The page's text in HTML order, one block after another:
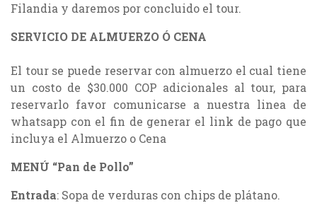
Filandia y daremos por concluido el tour.
SERVICIO DE ALMUERZO Ó CENA
El tour se puede reservar con almuerzo el cual tiene
un costo de $30.000 COP adicionales al tour, para
reservarlo favor comunicarse a nuestra linea de
whatsapp con el fin de generar el link de pago que
incluya el Almuerzo o Cena
MENÚ “Pan de Pollo”
Entrada: Sopa de verduras con chips de plátano.